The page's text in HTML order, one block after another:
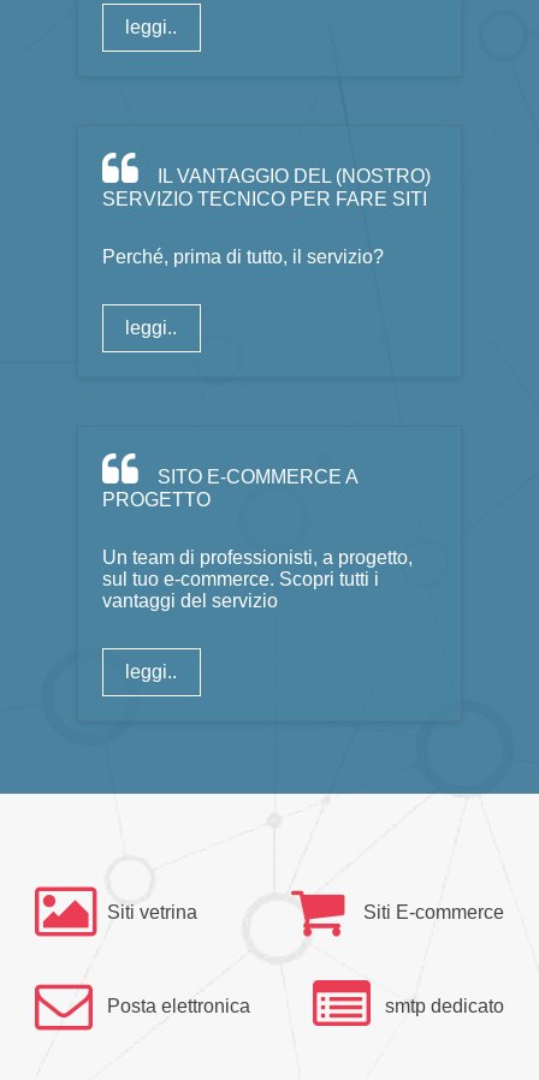
leggi..
IL VANTAGGIO DEL (NOSTRO)
SERVIZIO TECNICO PER FARE SITI
Perché, prima di tutto, il servizio?
leggi..
SITO E-COMMERCE A
PROGETTO
Un team di professionisti, a progetto,
sul tuo e-commerce. Scopri tutti i
vantaggi del servizio
leggi..
Siti vetrina Siti E-commerce
Posta elettronica smtp dedicato